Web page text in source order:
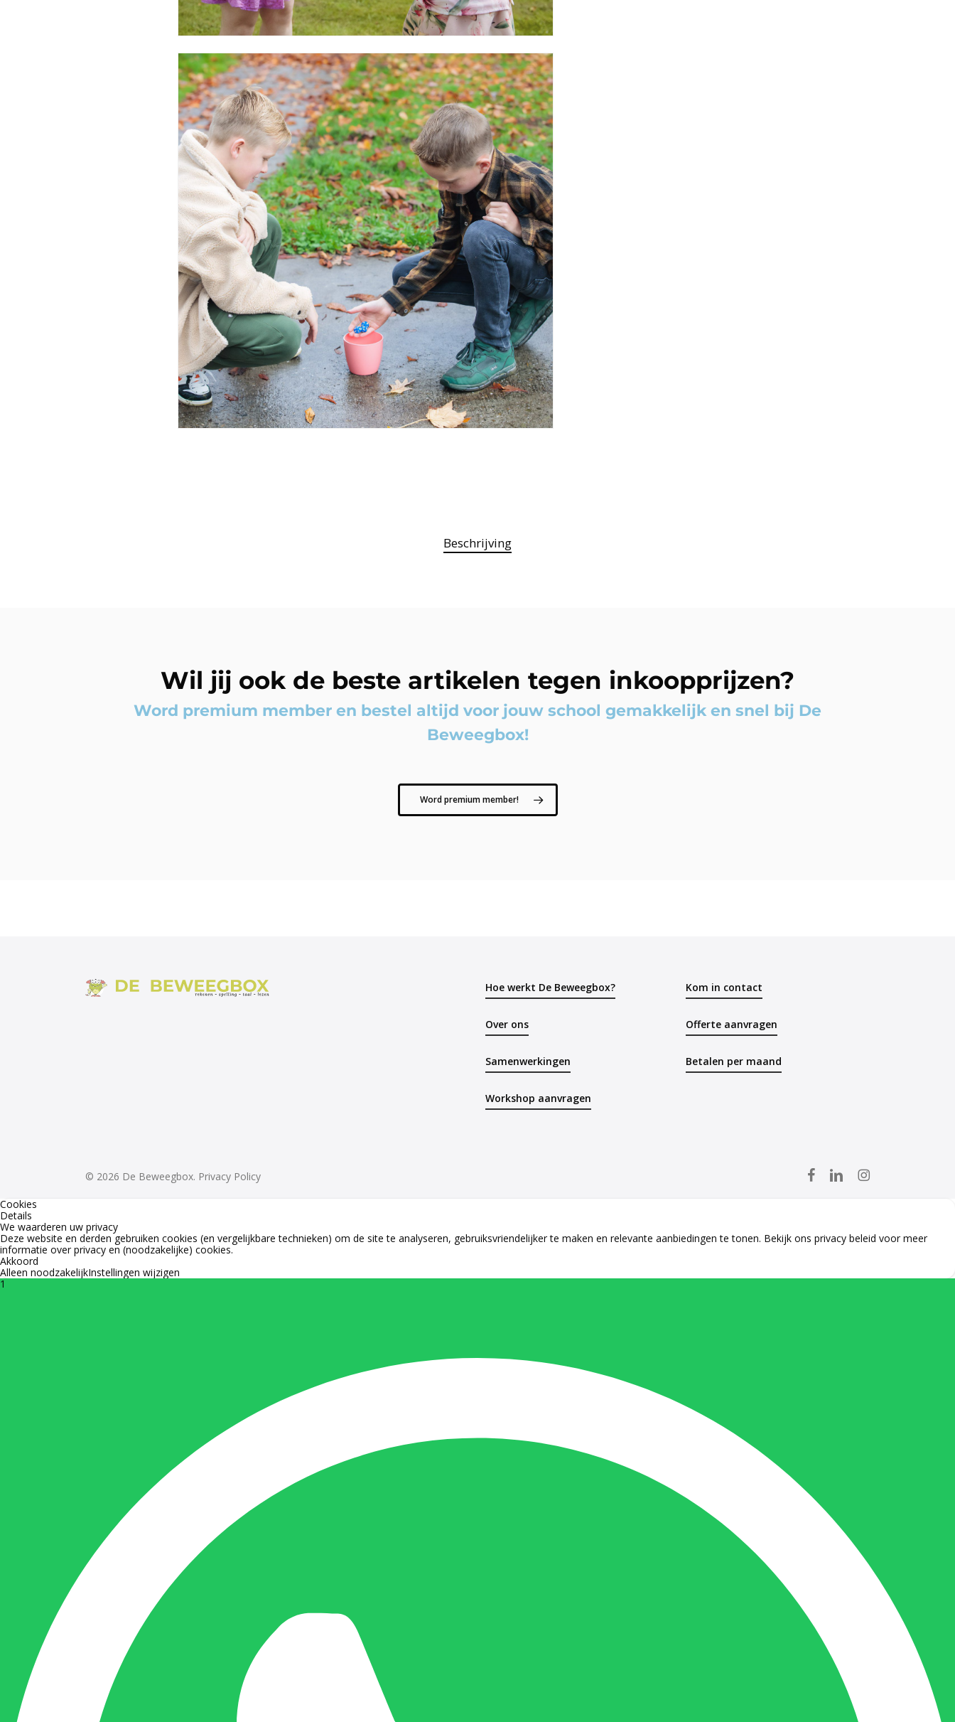
Beschrijving
Wil jij ook de beste artikelen tegen inkoopprijzen?
Word premium member en bestel altijd voor jouw school gemakkelijk en snel bij De
Beweegbox!
Word premium member!
Hoe werkt De Beweegbox?
Over ons
Samenwerkingen
Workshop aanvragen
Kom in contact
Offerte aanvragen
Betalen per maand
© 2026 De Beweegbox. Privacy Policy facebooklinkedininstagram
Cookies
Details
We waarderen uw privacy
Deze website en derden gebruiken cookies (en vergelijkbare technieken) om de site te analyseren, gebruiksvriendelijker te maken en relevante aanbiedingen te tonen. Bekijk ons privacy beleid voor meer
informatie over privacy en (noodzakelijke) cookies.
Akkoord
Alleen noodzakelijkInstellingen wijzigen
1